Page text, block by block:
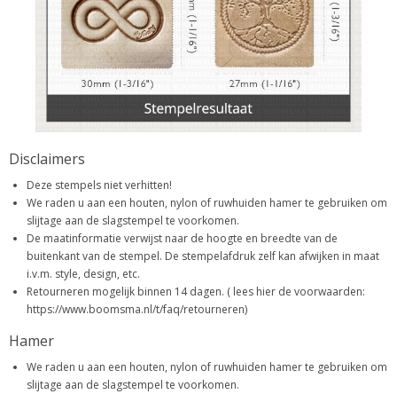
Disclaimers
Deze stempels niet verhitten!
We raden u aan een houten, nylon of ruwhuiden hamer te gebruiken om
slijtage aan de slagstempel te voorkomen.
De maatinformatie verwijst naar de hoogte en breedte van de
buitenkant van de stempel. De stempelafdruk zelf kan afwijken in maat
i.v.m. style, design, etc.
Retourneren mogelijk binnen 14 dagen. ( lees hier de voorwaarden:
https://www.boomsma.nl/t/faq/retourneren)
Hamer
We raden u aan een houten, nylon of ruwhuiden hamer te gebruiken om
slijtage aan de slagstempel te voorkomen.